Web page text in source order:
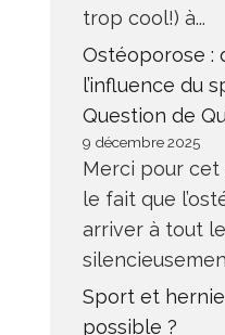
trop cool!) à...
Ostéoporose :
l’influence du
Question de
9 décembre 2025
Merci pour
le fait que
arriver à tout
Sport et
possible ?